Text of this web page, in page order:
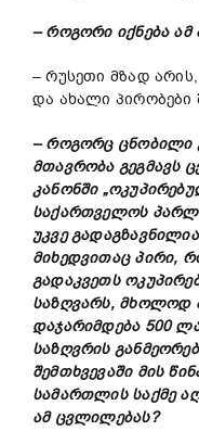
– როგორი იქნება
– რუსეთი მზად
და ახალი პირობები
– როგორც ცნობილი
მთავრობა გეგმავს
კანონში
საქართველოს
უკვე
მიხედვითაც პირი,
გადაკვეთს
საზღვარს, მხოლოდ
დაჯარიმდება 500
საზღვრის
შემთხვევაში მის
სამართლის საქმე
ამ ცვლილებას?